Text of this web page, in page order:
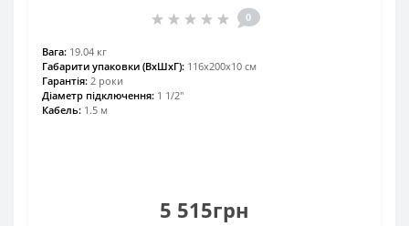
0
Вага: 19.04 кг
Габарити упаковки (ВхШхГ): 116х200х10 см
Гарантія: 2 роки
Діаметр підключення: 1 1/2"
Кабель: 1.5 м
5 515грн